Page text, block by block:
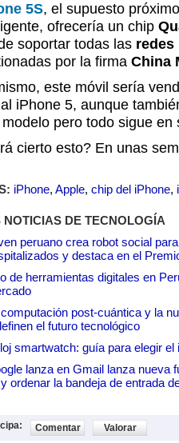
5S, el supuesto
ofrecería un chip
soportar todas las redes
por la firma China
este móvil sería
iPhone 5, aunque
pero todo sigue en
cierto esto? En unas
iPhone, Apple, chip del iPhone,
NOTICIAS DE TECNOLOGÍA
peruano crea robot social
y destaca en el
de herramientas digitales en
post-cuántica y la
el futuro tecnológico
smartwatch: guía para elegir el
lanza en Gmail lanza nueva
ordenar la bandeja de entrada
Comentar Valorar